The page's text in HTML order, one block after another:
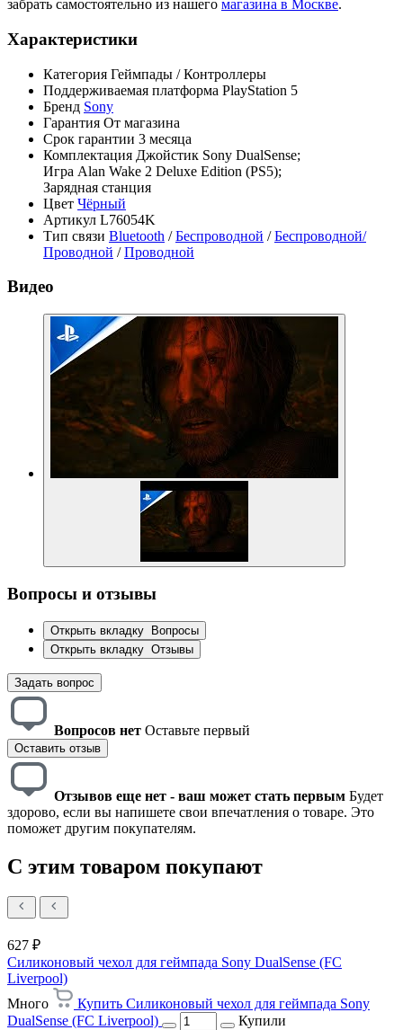
забрать самостоятельно из нашего магазина в Москве.
Характеристики
Категория Геймпады / Контроллеры
Поддерживаемая платформа PlayStation 5
Бренд Sony
Гарантия От магазина
Срок гарантии 3 месяца
Комплектация Джойстик Sony DualSense;
Игра Alan Wake 2 Deluxe Edition (PS5);
Зарядная станция
Цвет Чёрный
Артикул L76054K
Тип связи Bluetooth /Беспроводной /Беспроводной/
Проводной /Проводной
Видео
Вопросы и отзывы
Открыть вкладку Вопросы
Открыть вкладку Отзывы
Задать вопрос
Вопросов нет Оставьте первый
Оставить отзыв
Отзывов еще нет - ваш может стать первым Будет
здорово, если вы напишете свои впечатления о товаре. Это
поможет другим покупателям.
С этим товаром покупают
627 ₽
Силиконовый чехол для геймпада Sony DualSense (FC
Liverpool)
Много
Купить Силиконовый чехол для геймпада Sony
DualSense (FC Liverpool)
Купили